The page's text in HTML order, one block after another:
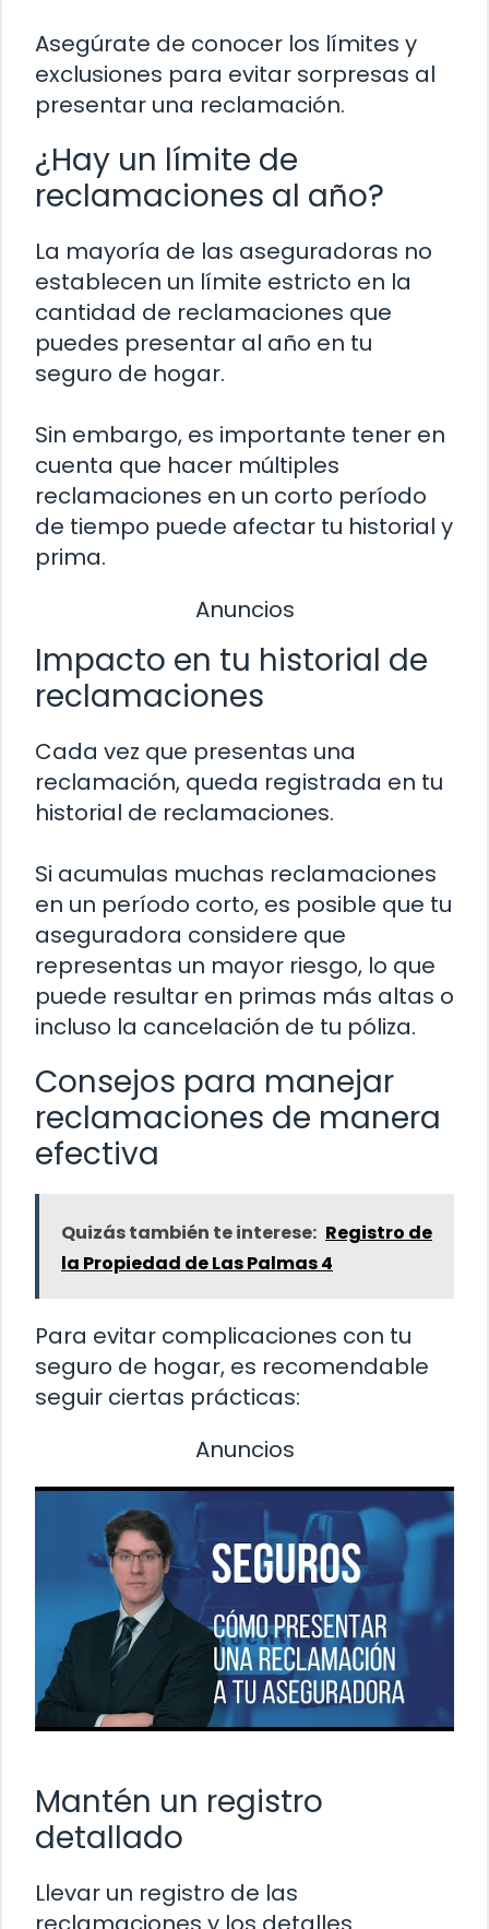
Asegúrate de conocer los límites y
exclusiones para evitar sorpresas al
presentar una reclamación.
¿Hay un límite de
reclamaciones al año?
La mayoría de las aseguradoras no
establecen un límite estricto en la
cantidad de reclamaciones que
puedes presentar al año en tu
seguro de hogar.
Sin embargo, es importante tener en
cuenta que hacer múltiples
reclamaciones en un corto período
de tiempo puede afectar tu historial y
prima.
Anuncios
Impacto en tu historial de
reclamaciones
Cada vez que presentas una
reclamación, queda registrada en tu
historial de reclamaciones.
Si acumulas muchas reclamaciones
en un período corto, es posible que tu
aseguradora considere que
representas un mayor riesgo, lo que
puede resultar en primas más altas o
incluso la cancelación de tu póliza.
Consejos para manejar
reclamaciones de manera
efectiva
Quizás también te interese: Registro de
la Propiedad de Las Palmas 4
Para evitar complicaciones con tu
seguro de hogar, es recomendable
seguir ciertas prácticas:
Anuncios
Mantén un registro
detallado
Llevar un registro de las